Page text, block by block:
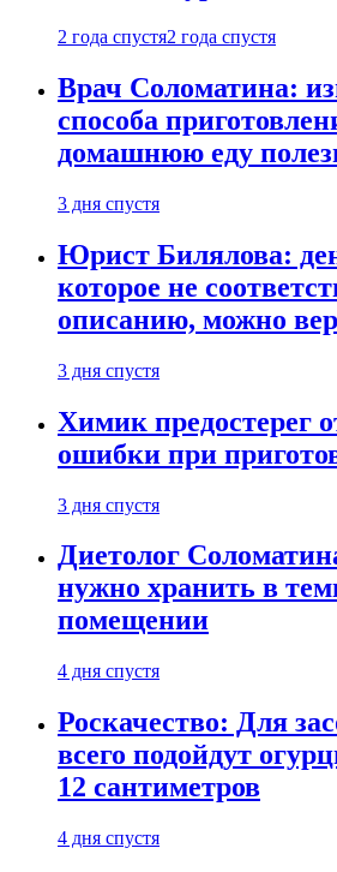
2 года спустя2 года спустя
Врач Соломатина:
способа
домашнюю еду
3 дня спустя
Юрист Билялова:
которое не
описанию, можно
3 дня спустя
Химик предостерег
ошибки при
3 дня спустя
Диетолог
нужно хранить в
помещении
4 дня спустя
Роскачество: Для
всего подойдут
12 сантиметров
4 дня спустя